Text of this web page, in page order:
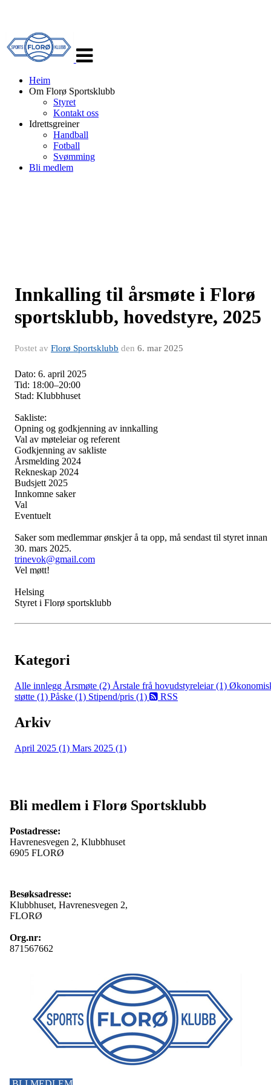
navigasjon
Heim
Om Florø Sportsklubb
Styret
Kontakt oss
Idrettsgreiner
Handball
Fotball
Svømming
Bli medlem
Innkalling til årsmøte i Florø
sportsklubb, hovedstyre, 2025
Postet av Florø Sportsklubb den 6. mar 2025
Dato: 6. april 2025
Tid: 18:00–20:00
Stad: Klubbhuset
Sakliste:
Opning og godkjenning av innkalling
Val av møteleiar og referent
Godkjenning av sakliste
Årsmelding 2024
Rekneskap 2024
Budsjett 2025
Innkomne saker
Val
Eventuelt
Saker som medlemmar ønskjer å ta opp, må sendast til styret innan
30. mars 2025.
trinevok@gmail.com
Vel møtt!
Helsing
Styret i Florø sportsklubb
Kategori
Alle innlegg Årsmøte (2) Årstale frå hovudstyreleiar (1)
støtte (1) Påske (1) Stipend/pris (1) RSS
Arkiv
April 2025 (1) Mars 2025 (1)
Bli medlem i Florø Sportsklubb
Postadresse:
Havrenesvegen 2, Klubbhuset
6905 FLORØ
Besøksadresse:
Klubbhuset, Havrenesvegen 2,
FLORØ
Org.nr:
871567662